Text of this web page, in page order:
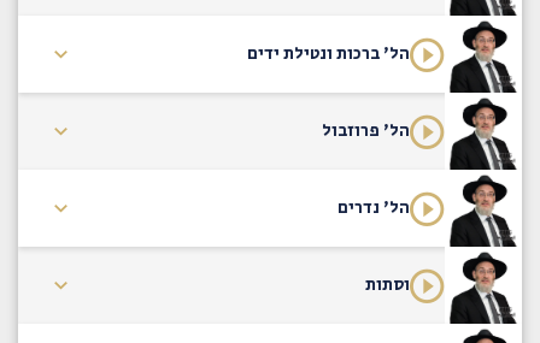
הל' ברכות ונטילת ידים
הל' פרוזבול
הל' נדרים
וסתות